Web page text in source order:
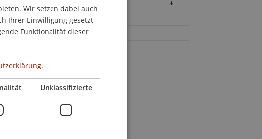
Zielgruppe
Kontakt
Dr. Lars Kaiser
E-Mail
GERMAN
ENGLISH
Wir setzen dabei auch
Ihrer Einwilligung gesetzt
Funktionalität dieser
Unklassifizierte